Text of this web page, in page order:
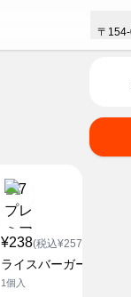
〒
¥238(税込¥257.04)
ライスバーガー牛カルビ
1個入